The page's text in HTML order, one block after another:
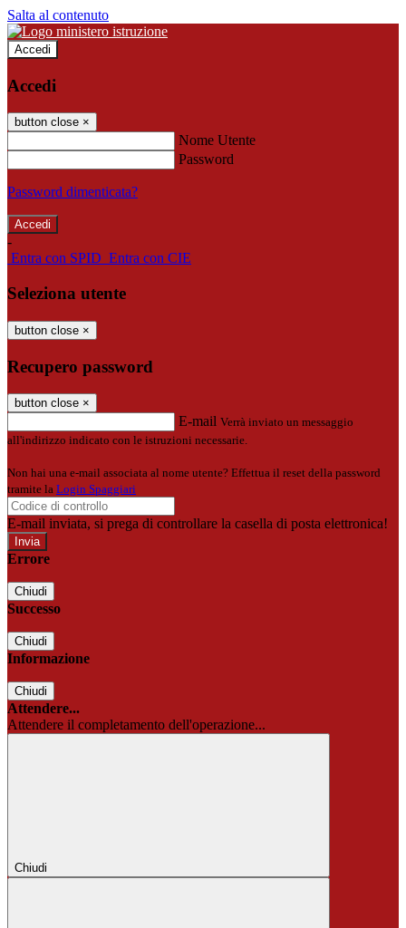
Salta al contenuto
Accedi
Accedi
button close ×
Nome Utente
Password
Password dimenticata?
-
Entra con SPID Entra con CIE
Seleziona utente
button close ×
Recupero password
button close ×
E-mail Verrà inviato un messaggio
all'indirizzo indicato con le istruzioni necessarie.
Non hai una e-mail associata al nome utente? Effettua il reset della password
tramite la Login Spaggiari
E-mail inviata, si prega di controllare la casella di posta elettronica!
Errore
Chiudi
Successo
Chiudi
Informazione
Chiudi
Attendere...
Attendere il completamento dell'operazione...
Chiudi